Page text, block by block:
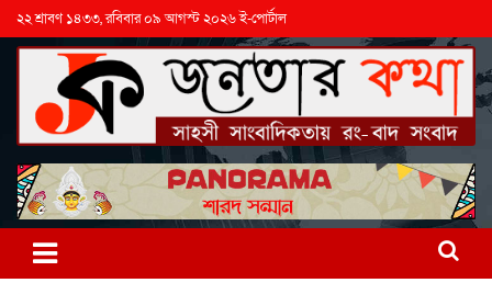
২২ শ্রাবণ ১৪৩৩, রবিবার ০৯ আগস্ট ২০২৬ ই-পোর্টাল